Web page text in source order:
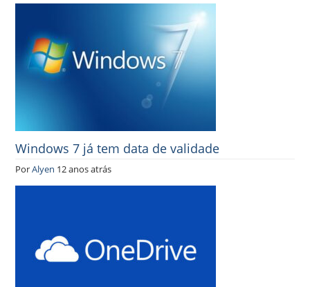
Windows 7 já tem data de validade
PorAlyen 12 anos atrás